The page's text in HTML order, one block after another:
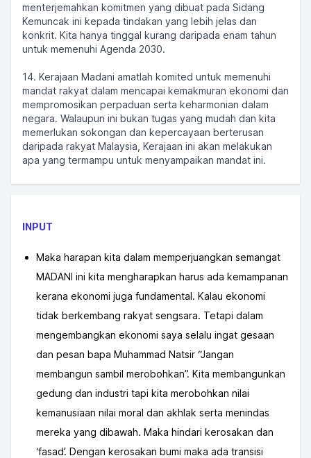
menterjemahkan komitmen yang dibuat pada Sidang
Kemuncak ini kepada tindakan yang lebih jelas dan
konkrit. Kita hanya tinggal kurang daripada enam tahun
untuk memenuhi Agenda 2030.
14. Kerajaan Madani amatlah komited untuk memenuhi
mandat rakyat dalam mencapai kemakmuran ekonomi dan
mempromosikan perpaduan serta keharmonian dalam
negara. Walaupun ini bukan tugas yang mudah dan kita
memerlukan sokongan dan kepercayaan berterusan
daripada rakyat Malaysia, Kerajaan ini akan melakukan
apa yang termampu untuk menyampaikan mandat ini.
INPUT
Maka harapan kita dalam memperjuangkan semangat
MADANI ini kita mengharapkan harus ada kemampanan
kerana ekonomi juga fundamental. Kalau ekonomi
tidak berkembang rakyat sengsara. Tetapi dalam
mengembangkan ekonomi saya selalu ingat gesaan
dan pesan bapa Muhammad Natsir “Jangan
membangun sambil merobohkan”. Kita membangunkan
gedung dan industri tapi kita merobohkan nilai
kemanusiaan nilai moral dan akhlak serta menindas
mereka yang dibawah. Maka hindari kerosakan dan
‘fasad’. Dengan kerosakan bumi maka ada transisi